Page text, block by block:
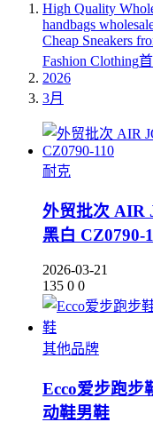
High Quality
handbags
Cheap Sneakers
Fashion Clothing
2026
3月
耐克
外贸批次 AIR
黑白 CZ0790-
2026-03-21
135 0 0
其他品牌
Ecco爱步跑步
动鞋男鞋